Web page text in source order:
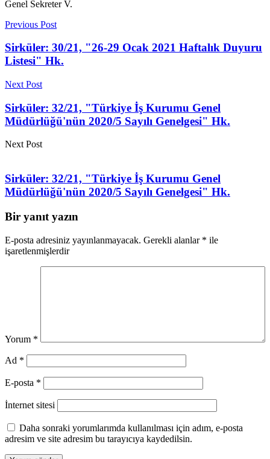
Genel Sekreter V.
Previous Post
Sirküler: 30/21, "26-29 Ocak 2021 Haftalık Duyuru
Listesi" Hk.
Next Post
Sirküler: 32/21, "Türkiye İş Kurumu Genel
Müdürlüğü'nün 2020/5 Sayılı Genelgesi" Hk.
Next Post
Sirküler: 32/21, "Türkiye İş Kurumu Genel
Müdürlüğü'nün 2020/5 Sayılı Genelgesi" Hk.
Bir yanıt yazın
E-posta adresiniz yayınlanmayacak. Gerekli alanlar * ile
işaretlenmişlerdir
Yorum *
Ad *
E-posta *
İnternet sitesi
Daha sonraki yorumlarımda kullanılması için adım, e-posta
adresim ve site adresim bu tarayıcıya kaydedilsin.